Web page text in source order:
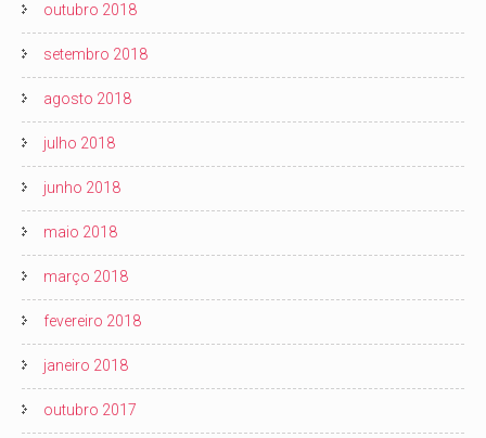
outubro 2018
setembro 2018
agosto 2018
julho 2018
junho 2018
maio 2018
março 2018
fevereiro 2018
janeiro 2018
outubro 2017